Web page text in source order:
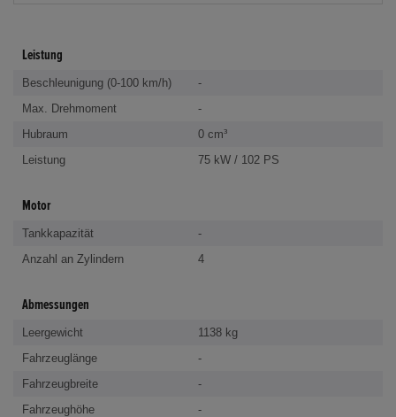
Leistung
Beschleunigung (0-100 km/h)
-
Max. Drehmoment
-
Hubraum
0 cm³
Leistung
75 kW / 102 PS
Motor
Tankkapazität
-
Anzahl an Zylindern
4
Abmessungen
Leergewicht
1138 kg
Fahrzeuglänge
-
Fahrzeugbreite
-
Fahrzeughöhe
-